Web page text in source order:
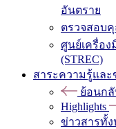
อันตราย
ตรวจสอบ
ศูนย์เครื่อง
(STREC)
สาระความรู้และ
ย้อนกลั
Highlights
ข่าวสารทั้